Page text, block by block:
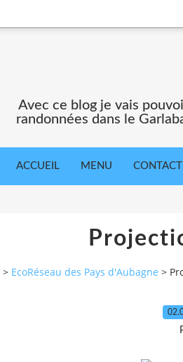
Avec ce blog je vais
randonnées dans le
ACCUEIL MENU CONTACT
> EcoRéseau des Pays d'Aubagne >